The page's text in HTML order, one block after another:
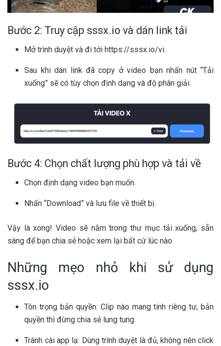
Bước 2: Truy cập sssx.io và dán link tải
Mở trình duyệt và đi tới https://sssx.io/vi.
Sau khi dán link đã copy ở video bạn nhấn nút “Tải
xuống” sẽ có tùy chọn định dạng và độ phân giải.
Bước 4: Chọn chất lượng phù hợp và tải về
Chọn định dạng video bạn muốn.
Nhấn “Download” và lưu file về thiết bị.
Vậy là xong! Video sẽ nằm trong thư mục tải xuống, sẵn
sàng để bạn chia sẻ hoặc xem lại bất cứ lúc nào.
Những mẹo nhỏ khi sử dụng
sssx.io
Tôn trọng bản quyền: Clip nào mang tính riêng tư, bản
quyền thì đừng chia sẻ lung tung.
Tránh cài app lạ: Dùng trình duyệt là đủ, không nên click